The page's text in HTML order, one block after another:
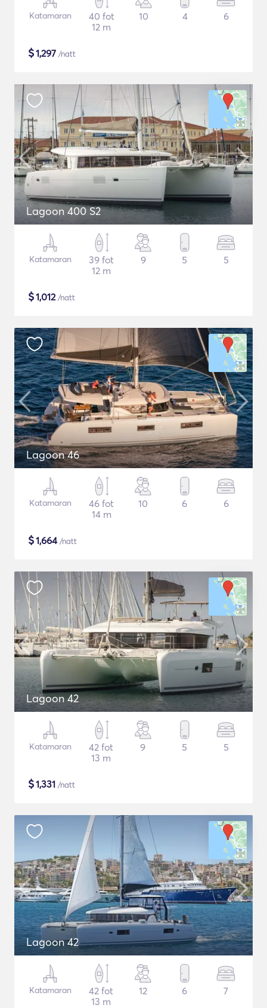
Katamaran
40 fot
12 m
10 4 6
$1,297 /natt
Lagoon 400 S2
Katamaran
39 fot
12 m
9 5 5
$1,012/natt
Lagoon 46
Katamaran
46 fot
14 m
10 6 6
$1,664/natt
Lagoon 42
Katamaran
42 fot
13 m
9 5 5
$1,331 /natt
Lagoon 42
Katamaran
42 fot
13 m
12 6 7